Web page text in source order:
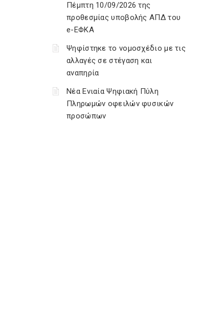
Πέμπτη 10/09/2026 της
προθεσμίας υποβολής ΑΠΔ του
e-ΕΦΚΑ
Ψηφίστηκε το νομοσχέδιο με τις
αλλαγές σε στέγαση και
αναπηρία
Νέα Ενιαία Ψηφιακή Πύλη
Πληρωμών οφειλών φυσικών
προσώπων